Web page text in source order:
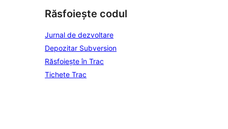
Răsfoiește codul
Jurnal de dezvoltare
Depozitar Subversion
Răsfoiește în Trac
Tichete Trac